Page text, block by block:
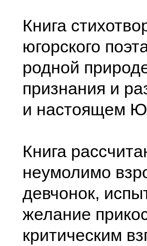
Книга
югорского
родной
признания и
и настоящем
Книга
неумолимо
девчонок,
желание
критическим